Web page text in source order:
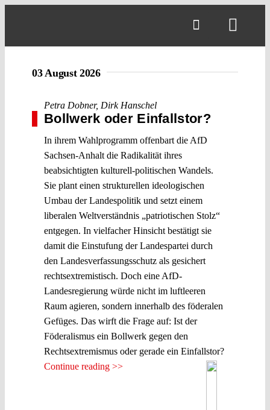
03 August 2026
Petra Dobner, Dirk Hanschel
Bollwerk oder Einfallstor?
In ihrem Wahlprogramm offenbart die AfD
Sachsen-Anhalt die Radikalität ihres
beabsichtigten kulturell-politischen Wandels.
Sie plant einen strukturellen ideologischen
Umbau der Landespolitik und setzt einem
liberalen Weltverständnis „patriotischen Stolz“
entgegen. In vielfacher Hinsicht bestätigt sie
damit die Einstufung der Landespartei durch
den Landesverfassungsschutz als gesichert
rechtsextremistisch. Doch eine AfD-
Landesregierung würde nicht im luftleeren
Raum agieren, sondern innerhalb des föderalen
Gefüges. Das wirft die Frage auf: Ist der
Föderalismus ein Bollwerk gegen den
Rechtsextremismus oder gerade ein Einfallstor?
Continue reading >>